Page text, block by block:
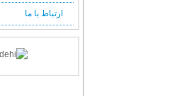
فصلنامه شماره 64 (پائیز 1397)
فصلنامه شماره 63 (تابستان 1397)
فصلنامه شماره 61 (زمستان 1396)
فصلنامه شماره 60 (پائیز 1396)
ارتباط با ما